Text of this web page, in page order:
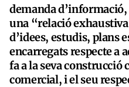
demanda d’informació,
una “relació
d’idees, estudis, plans
encarregats respecte a
fa a la seva construcció
comercial, i el seu